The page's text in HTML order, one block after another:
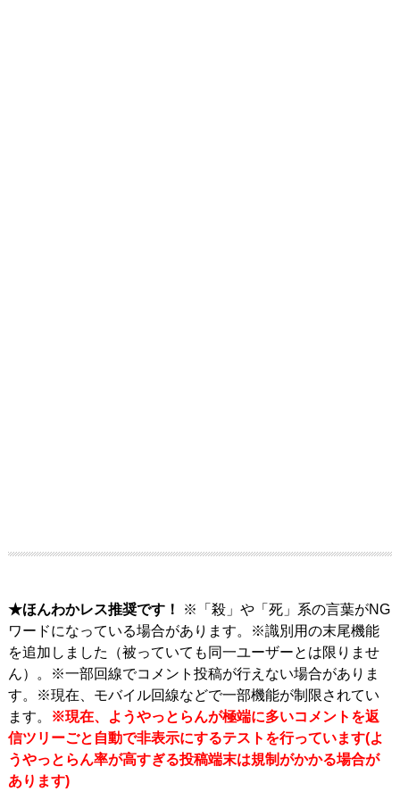
★ほんわかレス推奨です！
※「殺」や「死」系の言葉がNG
ワードになっている場合があります。※識別用の末尾機能
を追加しました（被っていても同一ユーザーとは限りませ
ん）。※一部回線でコメント投稿が行えない場合がありま
す。※現在、モバイル回線などで一部機能が制限されてい
ます。
※現在、ようやっとらんが極端に多いコメントを返
信ツリーごと自動で非表示にするテストを行っています(よ
うやっとらん率が高すぎる投稿端末は規制がかかる場合が
あります)